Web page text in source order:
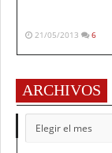
21/05/2013 6
ARCHIVOS